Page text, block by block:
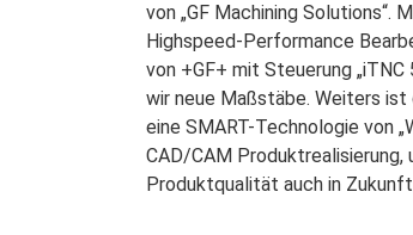
von „GF Machining Solutions“.
Highspeed-Performance
von +GF+ mit Steuerung „iTNC
wir neue Maßstäbe. Weiters ist
eine SMART-Technologie von
CAD/CAM Produktrealisierung,
Produktqualität auch in